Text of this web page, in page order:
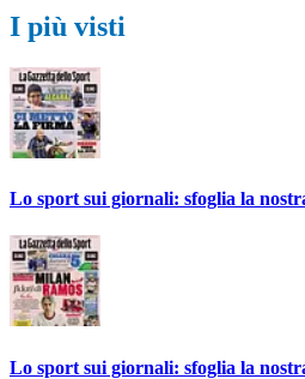
I più visti
Lo sport sui giornali: sfoglia la
Lo sport sui giornali: sfoglia la